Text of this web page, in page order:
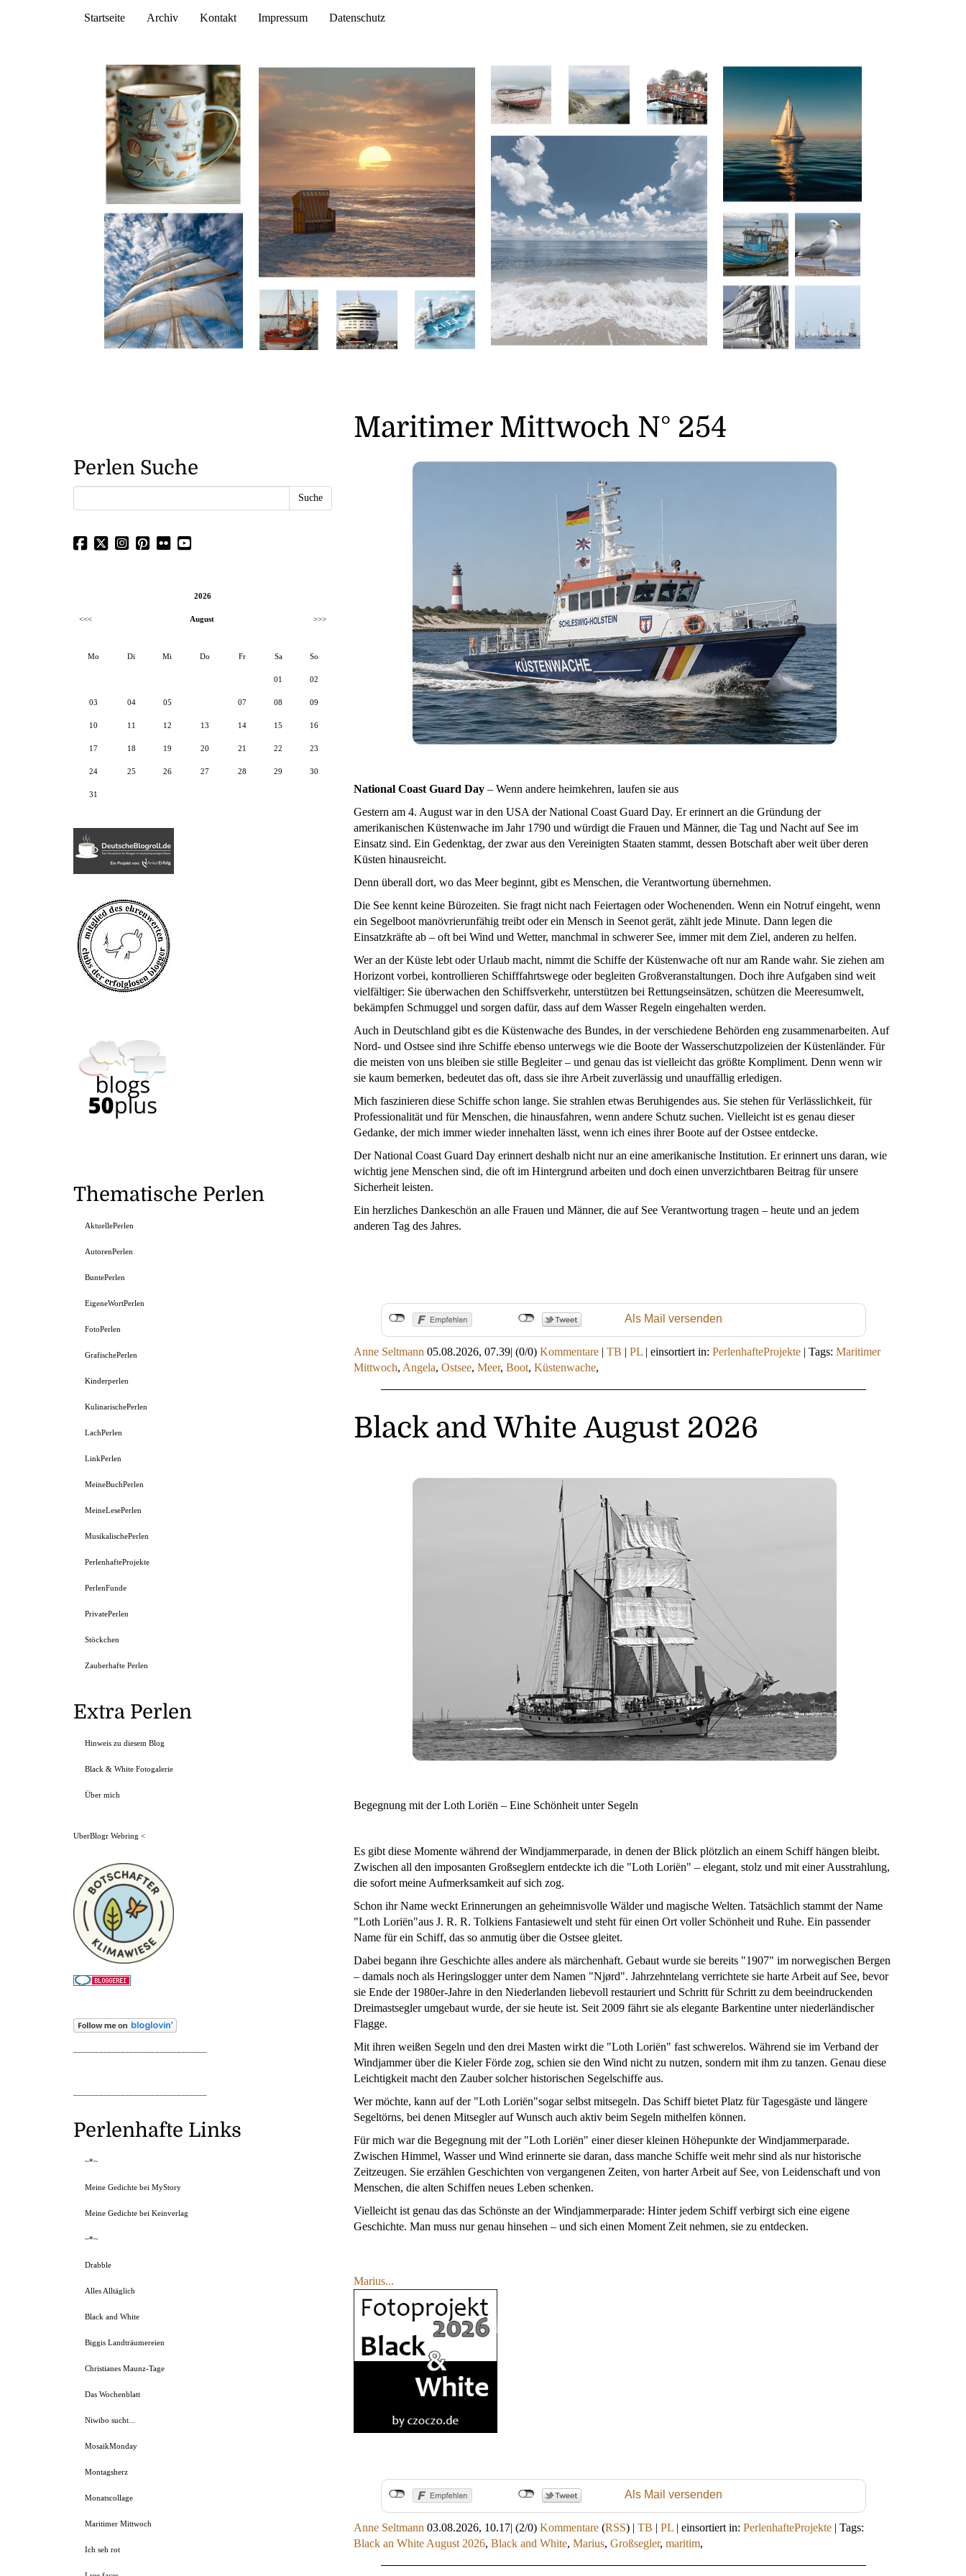
Startseite Archiv Kontakt Impressum Datenschutz
Maritimer Mittwoch N° 254
National Coast Guard Day – Wenn andere heimkehren, laufen sie aus
Gestern am 4. August war in den USA der National Coast Guard Day. Er erinnert an die Gründung der
amerikanischen Küstenwache im Jahr 1790 und würdigt die Frauen und Männer, die Tag und Nacht auf See im
Einsatz sind. Ein Gedenktag, der zwar aus den Vereinigten Staaten stammt, dessen Botschaft aber weit über deren
Küsten hinausreicht.
Denn überall dort, wo das Meer beginnt, gibt es Menschen, die Verantwortung übernehmen.
Die See kennt keine Bürozeiten. Sie fragt nicht nach Feiertagen oder Wochenenden. Wenn ein Notruf eingeht, wenn
ein Segelboot manövrierunfähig treibt oder ein Mensch in Seenot gerät, zählt jede Minute. Dann legen die
Einsatzkräfte ab – oft bei Wind und Wetter, manchmal in schwerer See, immer mit dem Ziel, anderen zu helfen.
Wer an der Küste lebt oder Urlaub macht, nimmt die Schiffe der Küstenwache oft nur am Rande wahr. Sie ziehen am
Horizont vorbei, kontrollieren Schifffahrtswege oder begleiten Großveranstaltungen. Doch ihre Aufgaben sind weit
vielfältiger: Sie überwachen den Schiffsverkehr, unterstützen bei Rettungseinsätzen, schützen die Meeresumwelt,
bekämpfen Schmuggel und sorgen dafür, dass auf dem Wasser Regeln eingehalten werden.
Auch in Deutschland gibt es die Küstenwache des Bundes, in der verschiedene Behörden eng zusammenarbeiten. Auf
Nord- und Ostsee sind ihre Schiffe ebenso unterwegs wie die Boote der Wasserschutzpolizeien der Küstenländer. Für
die meisten von uns bleiben sie stille Begleiter – und genau das ist vielleicht das größte Kompliment. Denn wenn wir
sie kaum bemerken, bedeutet das oft, dass sie ihre Arbeit zuverlässig und unauffällig erledigen.
Mich faszinieren diese Schiffe schon lange. Sie strahlen etwas Beruhigendes aus. Sie stehen für Verlässlichkeit, für
Professionalität und für Menschen, die hinausfahren, wenn andere Schutz suchen. Vielleicht ist es genau dieser
Gedanke, der mich immer wieder innehalten lässt, wenn ich eines ihrer Boote auf der Ostsee entdecke.
Der National Coast Guard Day erinnert deshalb nicht nur an eine amerikanische Institution. Er erinnert uns daran, wie
wichtig jene Menschen sind, die oft im Hintergrund arbeiten und doch einen unverzichtbaren Beitrag für unsere
Sicherheit leisten.
Ein herzliches Dankeschön an alle Frauen und Männer, die auf See Verantwortung tragen – heute und an jedem
anderen Tag des Jahres.
Als Mail versenden
Anne Seltmann 05.08.2026, 07.39| (0/0) Kommentare | TB | PL | einsortiert in: PerlenhafteProjekte | Tags: Maritimer
Mittwoch, Angela, Ostsee, Meer, Boot, Küstenwache,
Black and White August 2026
Begegnung mit der Loth Loriën – Eine Schönheit unter Segeln
Es gibt diese Momente während der Windjammerparade, in denen der Blick plötzlich an einem Schiff hängen bleibt.
Zwischen all den imposanten Großseglern entdeckte ich die "Loth Loriën" – elegant, stolz und mit einer Ausstrahlung,
die sofort meine Aufmerksamkeit auf sich zog.
Schon ihr Name weckt Erinnerungen an geheimnisvolle Wälder und magische Welten. Tatsächlich stammt der Name
"Loth Loriën"aus J. R. R. Tolkiens Fantasiewelt und steht für einen Ort voller Schönheit und Ruhe. Ein passender
Name für ein Schiff, das so anmutig über die Ostsee gleitet.
Dabei begann ihre Geschichte alles andere als märchenhaft. Gebaut wurde sie bereits "1907" im norwegischen Bergen
– damals noch als Heringslogger unter dem Namen "Njørd". Jahrzehntelang verrichtete sie harte Arbeit auf See, bevor
sie Ende der 1980er-Jahre in den Niederlanden liebevoll restauriert und Schritt für Schritt zu dem beeindruckenden
Dreimastsegler umgebaut wurde, der sie heute ist. Seit 2009 fährt sie als elegante Barkentine unter niederländischer
Flagge.
Mit ihren weißen Segeln und den drei Masten wirkt die "Loth Loriën" fast schwerelos. Während sie im Verband der
Windjammer über die Kieler Förde zog, schien sie den Wind nicht zu nutzen, sondern mit ihm zu tanzen. Genau diese
Leichtigkeit macht den Zauber solcher historischen Segelschiffe aus.
Wer möchte, kann auf der "Loth Loriën"sogar selbst mitsegeln. Das Schiff bietet Platz für Tagesgäste und längere
Segeltörns, bei denen Mitsegler auf Wunsch auch aktiv beim Segeln mithelfen können.
Für mich war die Begegnung mit der "Loth Loriën" einer dieser kleinen Höhepunkte der Windjammerparade.
Zwischen Himmel, Wasser und Wind erinnerte sie daran, dass manche Schiffe weit mehr sind als nur historische
Zeitzeugen. Sie erzählen Geschichten von vergangenen Zeiten, von harter Arbeit auf See, von Leidenschaft und von
Menschen, die alten Schiffen neues Leben schenken.
Vielleicht ist genau das das Schönste an der Windjammerparade: Hinter jedem Schiff verbirgt sich eine eigene
Geschichte. Man muss nur genau hinsehen – und sich einen Moment Zeit nehmen, sie zu entdecken.
Marius...
Als Mail versenden
Anne Seltmann 03.08.2026, 10.17| (2/0) Kommentare (RSS) | TB | PL | einsortiert in: PerlenhafteProjekte | Tags:
Black an White August 2026, Black and White, Marius, Großsegler, maritim,
Perlen Suche
2026
<<< August >>>
Mo Di Mi Do Fr Sa So
01 02
03 04 05 07 08 09
10 11 12 13 14 15 16
17 18 19 20 21 22 23
24 25 26 27 28 29 30
31
Thematische Perlen
AktuellePerlen
AutorenPerlen
BuntePerlen
EigeneWortPerlen
FotoPerlen
GrafischePerlen
Kinderperlen
KulinarischePerlen
LachPerlen
LinkPerlen
MeineBuchPerlen
MeineLesePerlen
MusikalischePerlen
PerlenhafteProjekte
PerlenFunde
PrivatePerlen
Stöckchen
Zauberhafte Perlen
Extra Perlen
Hinweis zu diesem Blog
Black & White Fotogalerie
Über mich
UberBlogr Webring <
Perlenhafte Links
~*~
Meine Gedichte bei MyStory
Meine Gedichte bei Keinverlag
~*~
Drabble
Alles Alltäglich
Black and White
Biggis Landträumereien
Christianes Maunz-Tage
Das Wochenblatt
Niwibo sucht...
MosaikMonday
Montagsherz
Monatscollage
Maritimer Mittwoch
Ich seh rot